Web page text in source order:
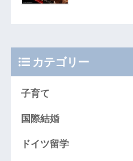
カテゴリー
子育て
国際結婚
ドイツ留学